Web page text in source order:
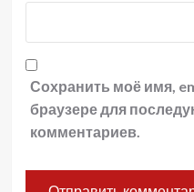
Сохранить моё имя,
браузере для
комментариев.